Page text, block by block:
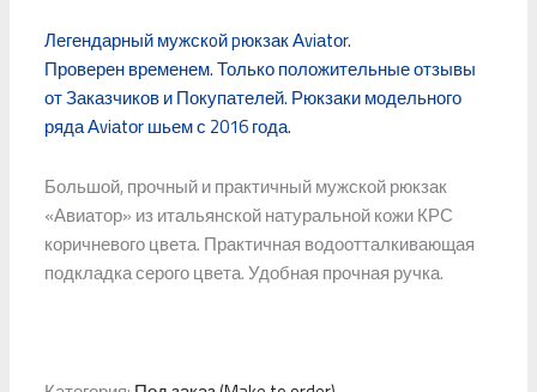
Легендарный мужскoй pюкзак Аviаtоr.
Проверен временем. Только положительные отзывы
от Заказчиков и Покупателей. Рюкзаки модельного
ряда Аviаtоr шьем с 2016 года.
Большой, прочный и практичный мужской рюкзак
«Авиатор» из итальянской натуральной кожи КРС
коричневого цвета. Практичная водоотталкивающая
подкладка серого цвета. Удобная прочная ручка.